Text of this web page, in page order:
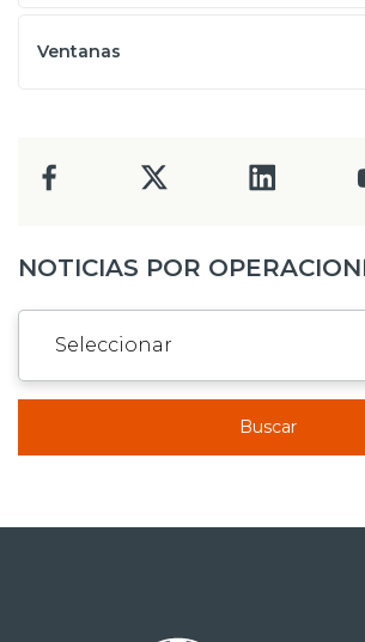
Ventanas
NOTICIAS POR
Buscar